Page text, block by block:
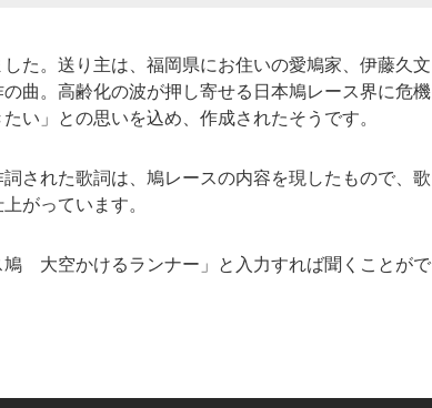
た。送り主は、福岡県にお住いの愛鳩家、伊藤久文
曲。高齢化の波が押し寄せる日本鳩レース界に危機
い」との思いを込め、作成されたそうです。
された歌詞は、鳩レースの内容を現したもので、歌
がっています。
大空かけるランナー」と入力すれば聞くことがで